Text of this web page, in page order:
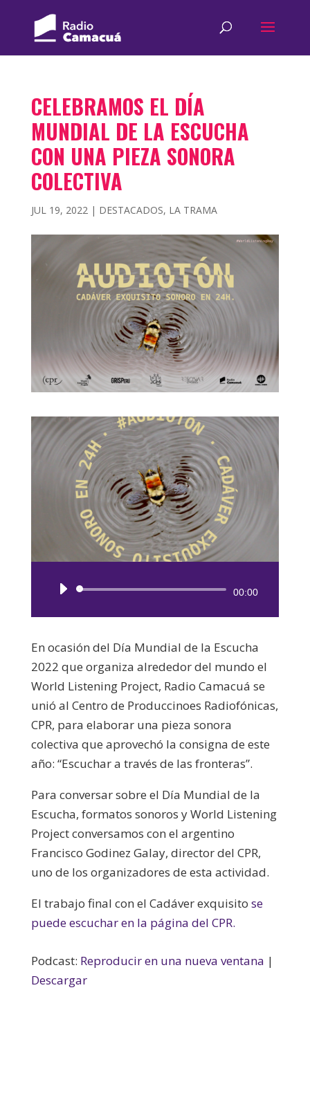
CELEBRAMOS EL DÍA
MUNDIAL DE LA ESCUCHA
CON UNA PIEZA SONORA
COLECTIVA
JUL 19, 2022| DESTACADOS, LA TRAMA
Reproductor
00:00
En ocasión del Día Mundial de la Escucha
2022 que organiza alrededor del mundo el
World Listening Project, Radio Camacuá se
unió al Centro de Produccinoes Radiofónicas,
CPR, para elaborar una pieza sonora
colectiva que aprovechó la consigna de este
año: “Escuchar a través de las fronteras”.
Para conversar sobre el Día Mundial de la
Escucha, formatos sonoros y World Listening
Project conversamos con el argentino
Francisco Godinez Galay, director del CPR,
uno de los organizadores de esta actividad.
El trabajo final con el Cadáver exquisito se
puede escuchar en la página del CPR.
Podcast: Reproducir en una nueva ventana |
Descargar